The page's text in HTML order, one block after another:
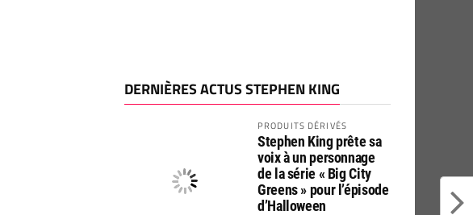
DERNIÈRES ACTUS STEPHEN KING
PRODUITS DÉRIVÉS
Stephen King prête sa
voix à un personnage
de la série « Big City
Greens » pour l’épisode
d’Halloween